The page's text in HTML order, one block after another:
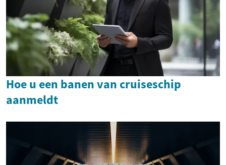
Hoe u een banen van cruiseschip
aanmeldt